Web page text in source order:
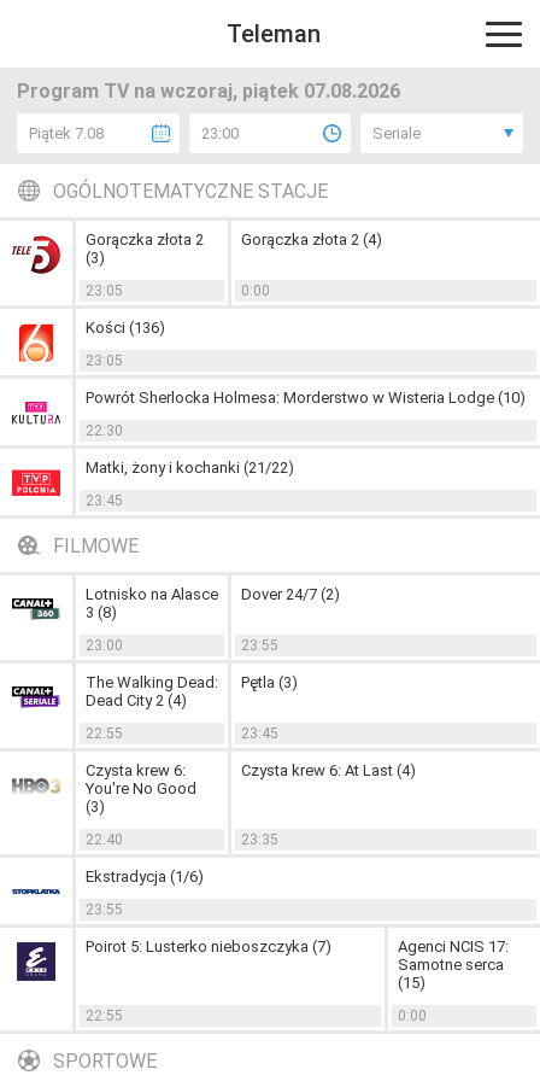
Teleman
Program TV na wczoraj, piątek 07.08.2026
Piątek 7.08 23:00 Seriale
OGÓLNOTEMATYCZNE STACJE
Gorączka złota 2
(3)
23:05
Gorączka złota 2 (4)
0:00
Kości (136)
23:05
Powrót Sherlocka Holmesa: Morderstwo w Wisteria Lodge (10)
22:30
Matki, żony i kochanki (21/22)
23:45
FILMOWE
Lotnisko na Alasce
3 (8)
23:00
Dover 24/7 (2)
23:55
The Walking Dead:
Dead City 2 (4)
22:55
Pętla (3)
23:45
Czysta krew 6:
You're No Good
(3)
22:40
Czysta krew 6: At Last (4)
23:35
Ekstradycja (1/6)
23:55
Poirot 5: Lusterko nieboszczyka (7)
22:55
Agenci NCIS 17:
Samotne serca
(15)
0:00
SPORTOWE